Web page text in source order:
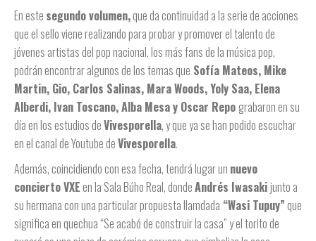
En este segundo volumen,que da continuidad a la serie de acciones
que el sello viene realizando para probar y promover el talento de
jóvenes artistas del pop nacional, los más fans de la música pop,
podrán encontrar algunos de los temas que Sofía Mateos, Mike
Martin, Gio, Carlos Salinas, Mara Woods, Yoly Saa, Elena
Alberdi, Ivan Toscano, Alba Mesa y Oscar Repo grabaron en su
día en los estudios deVivesporella, y que ya se han podido escuchar
en el canal de Youtube deVivesporella.
Además, coincidiendo con esa fecha, tendrá lugar un nuevo
concierto VXEen la Sala Búho Real, dondeAndrés Iwasakijunto a
su hermana con una particular propuesta llamdada “Wasi Tupuy”que
significa en quechua “Se acabó de construir la casa” y el torito de